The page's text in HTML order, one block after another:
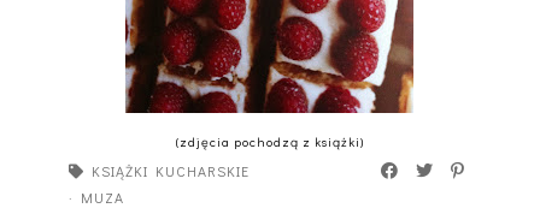
(zdjęcia pochodzą z książki)
KSIĄŻKI KUCHARSKIE
· MUZA